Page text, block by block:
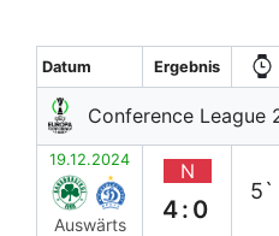
Datum Ergebnis
Conference League
19.12.2024
Auswärts
N
4:0
5`